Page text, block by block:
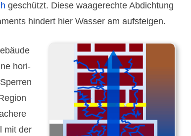
geschützt. Diese waage­rechte Abdich­tung
hindert hier Wasser am aufsteigen.
hori­
mit der